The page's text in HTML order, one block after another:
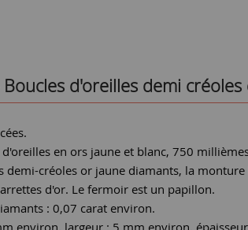
Boucles d'oreilles demi
en ors jaune et blanc, 750
demi-créoles or jaune diamants, la
d'or. Le fermoir est un papillon.
: 0,07 carat environ.
environ, largeur : 5 mm environ,